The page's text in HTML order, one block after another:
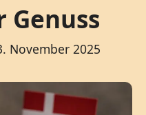
November 2025